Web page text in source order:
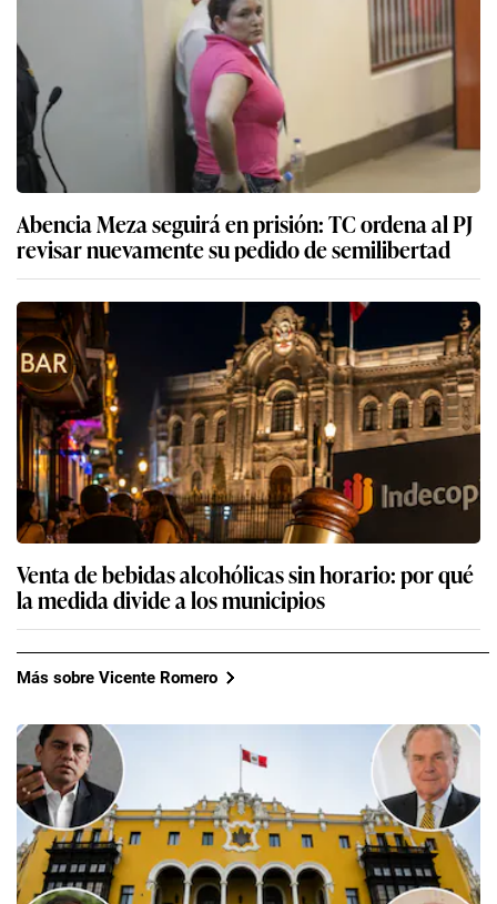
Abencia Meza seguirá en prisión: TC ordena al PJ
revisar nuevamente su pedido de semilibertad
Venta de bebidas alcohólicas sin horario: por qué
la medida divide a los municipios
Más sobre Vicente Romero